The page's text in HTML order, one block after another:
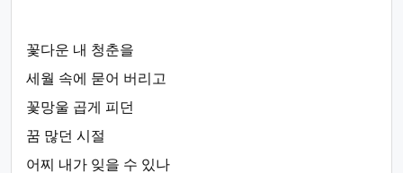
꽃다운 내 청춘을
세월 속에 묻어 버리고
꽃망울 곱게 피던
꿈 많던 시절
어찌 내가 잊을 수 있나